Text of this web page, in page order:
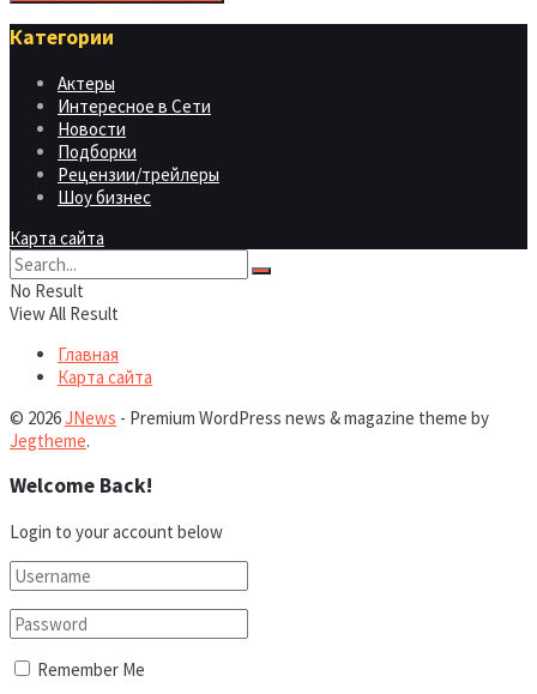
Категории
Актеры
Интересное в Сети
Новости
Подборки
Рецензии/трейлеры
Шоу бизнес
Карта сайта
No Result
View All Result
Главная
Карта сайта
© 2026JNews - Premium WordPress news & magazine theme by
Jegtheme.
Welcome Back!
Login to your account below
Remember Me